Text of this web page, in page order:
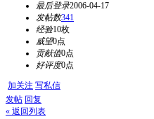
最后登录2006-04-17
发帖数341
经验10枚
威望0点
贡献值0点
好评度0点
加关注 写私信
发帖 回复
« 返回列表